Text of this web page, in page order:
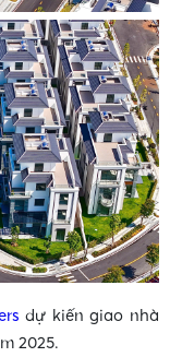
dự kiến giao nhà
2025.